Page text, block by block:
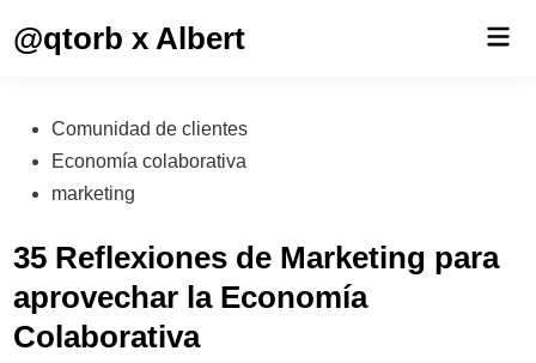
@qtorb x Albert
Publicado
en
Comunidad de clientes
Economía colaborativa
marketing
35 Reflexiones de Marketing para
aprovechar la Economía
Colaborativa